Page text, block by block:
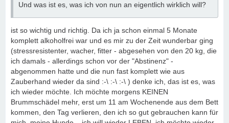
Und was ist es, was ich von nun an eigentlich wirklich will?
ist so wichtig und richtig. Da ich ja schon einmal 5 Monate
komplett alkoholfrei war und es mir zu der Zeit wunderbar ging
(stressresistenter, wacher, fitter - abgesehen von den 20 kg, die
ich damals - allerdings schon vor der "Abstinenz" -
abgenommen hatte und die nun fast komplett wie aus
Zauberhand wieder da sind :-\ :-\ :-\ ) denke ich, das ist es, was
ich wieder möchte. Ich möchte morgens KEINEN
Brummschädel mehr, erst um 11 am Wochenende aus dem Bett
kommen, den Tag verlieren, den ich so gut gebrauchen kann für